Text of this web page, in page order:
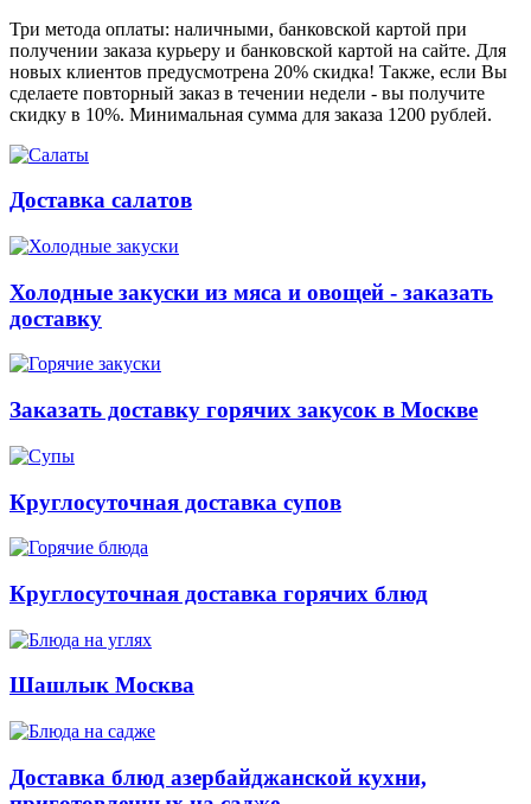
Три метода оплаты: наличными, банковской картой при
получении заказа курьеру и банковской картой на сайте. Для
новых клиентов предусмотрена 20% скидка! Также, если Вы
сделаете повторный заказ в течении недели - вы получите
скидку в 10%. Минимальная сумма для заказа 1200 рублей.
Доставка салатов
Холодные закуски из мяса и овощей - заказать
доставку
Заказать доставку горячих закусок в Москве
Круглосуточная доставка супов
Круглосуточная доставка горячих блюд
Шашлык Москва
Доставка блюд азербайджанской кухни,